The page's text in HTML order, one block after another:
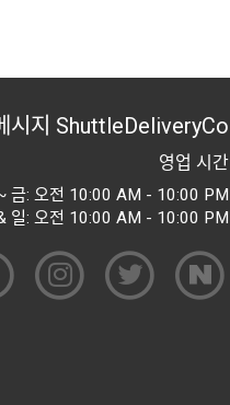
시지 ShuttleDeliveryCo
영업 시간
금: 오전 10:00 AM - 10:00 PM
일: 오전 10:00 AM - 10:00 PM